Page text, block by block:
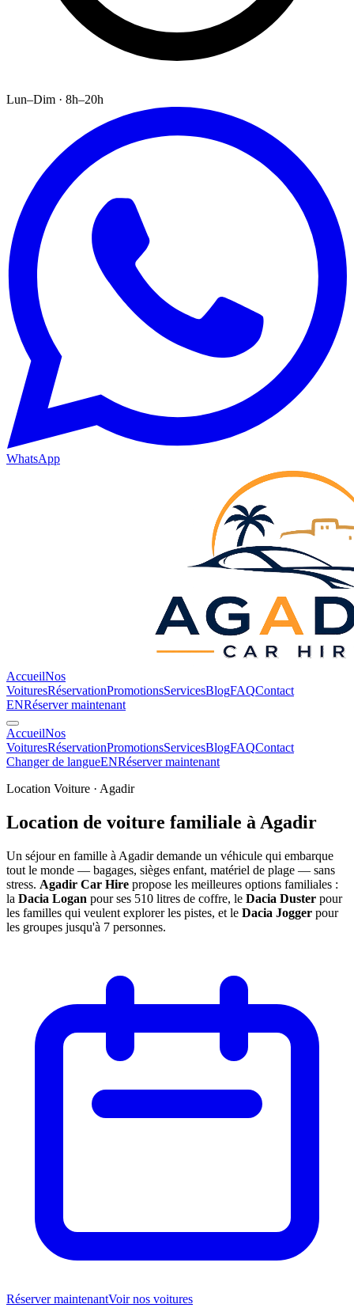
Lun–Dim · 8h–20h
WhatsApp
AccueilNos
VoituresRéservationPromotionsServicesBlogFAQContact
ENRéserver maintenant
AccueilNos
VoituresRéservationPromotionsServicesBlogFAQContact
Changer de langueENRéserver maintenant
Location Voiture · Agadir
Location de voiture familiale à Agadir
Un séjour en famille à Agadir demande un véhicule qui embarque
tout le monde — bagages, sièges enfant, matériel de plage — sans
stress. Agadir Car Hire propose les meilleures options familiales :
la Dacia Logan pour ses 510 litres de coffre, le Dacia Duster pour
les familles qui veulent explorer les pistes, et le Dacia Jogger pour
les groupes jusqu'à 7 personnes.
Réserver maintenantVoir nos voitures